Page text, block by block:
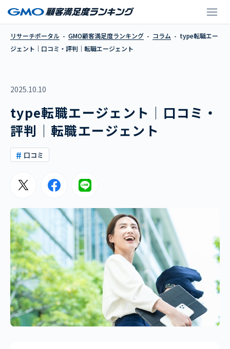
type転職エージェン
リサーチポータル GMO顧客満足度ランキング コラム
type転職エー
ジェント│口コミ・評判│転職エージェント
2025.10.10
type転職エージェント│口コミ・
評判│転職エージェント
口コミ